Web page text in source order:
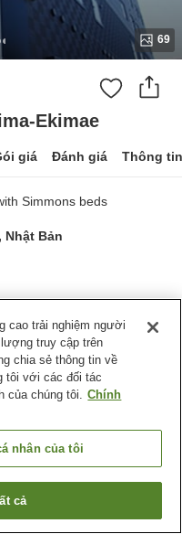
69
Ekimae
giá Đánh giá Thông
Simmons beds
Nhật Bản
bán hàng tự động
Hàng Tận Nhà
Thành phố Hashima
cao trải nghiệm người
truy cập trên
chia sẻ thông tin về
tôi với các đối tác
của chúng tôi. Chính
nhân của tôi
cả